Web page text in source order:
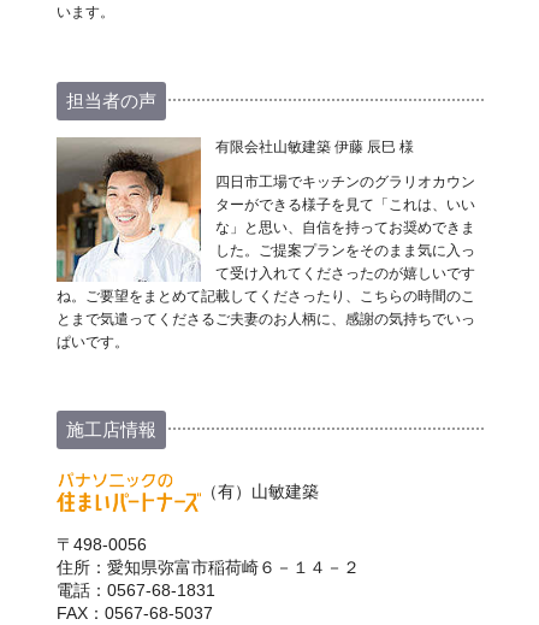
います。
担当者の声
有限会社山敏建築 伊藤 辰巳 様
四日市工場でキッチンのグラリオカウン
ターができる様子を見て「これは、いい
な」と思い、自信を持ってお奨めできま
した。ご提案プランをそのまま気に入っ
て受け入れてくださったのが嬉しいです
ね。ご要望をまとめて記載してくださったり、こちらの時間のこ
とまで気遣ってくださるご夫妻のお人柄に、感謝の気持ちでいっ
ぱいです。
施工店情報
（有）山敏建築
〒498-0056
住所：愛知県弥富市稲荷崎６－１４－２
電話：0567-68-1831
FAX：0567-68-5037